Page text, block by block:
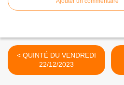
< QUINTÉ DU VENDREDI
22/12/2023